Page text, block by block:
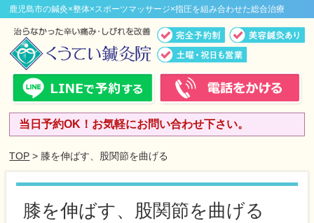
鹿児島市の鍼灸×整体×スポーツマッサージ×指圧を組み合わせた総合治療
当日予約OK！お気軽にお問い合わせ下さい。
TOP > 膝を伸ばす、股関節を曲げる
膝を伸ばす、股関節を曲げる